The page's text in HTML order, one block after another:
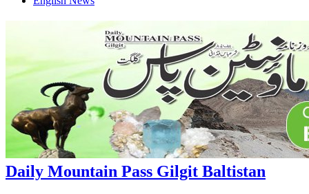
Daily Mountain Pass Gilgit Baltistan